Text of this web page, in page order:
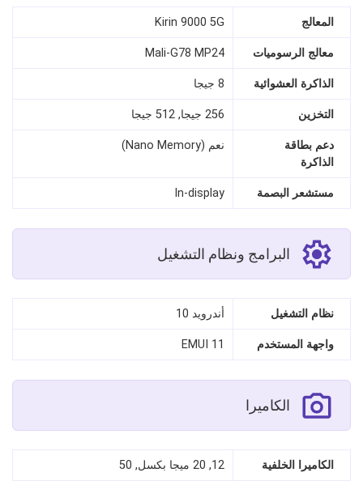
المعالج Kirin 9000 5G
معالج الرسوميات Mali-G78 MP24
الذاكرة العشوائية 8 جيجا
التخزين 256 جيجا, 512 جيجا
دعم بطاقة
الذاكرة
نعم (Nano Memory)
مستشعر البصمة In-display
البرامج ونظام التشغيل
نظام التشغيل أندرويد 10
واجهة المستخدم EMUI 11
الكاميرا
الكاميرا الخلفية 12, 20 ميجا بكسل, 50